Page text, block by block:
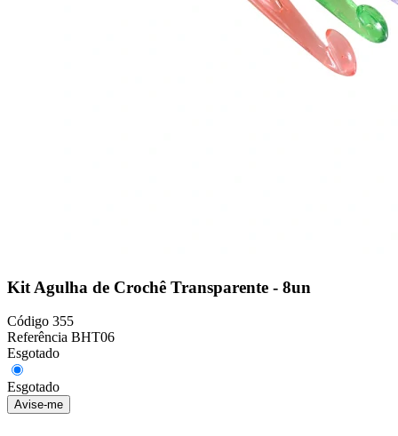
Kit Agulha de Crochê Transparente - 8un
Código 355
Referência BHT06
Esgotado
Esgotado
Avise-me